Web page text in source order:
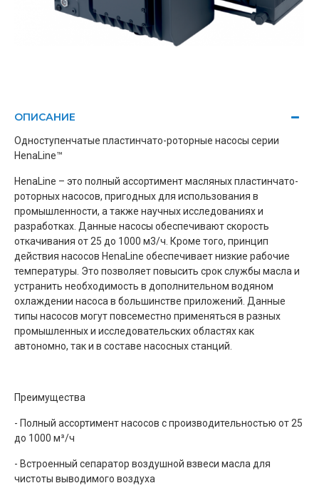
ОПИСАНИЕ
Одноступенчатые пластинчато-роторные насосы серии
HenaLine™
HenaLine – это полный ассортимент масляных пластинчато-
роторных насосов, пригодных для использования в
промышленности, а также научных исследованиях и
разработках. Данные насосы обеспечивают скорость
откачивания от 25 до 1000 м3/ч. Кроме того, принцип
действия насосов HenaLine обеспечивает низкие рабочие
температуры. Это позволяет повысить срок службы масла и
устранить необходимость в дополнительном водяном
охлаждении насоса в большинстве приложений. Данные
типы насосов могут повсеместно применяться в разных
промышленных и исследовательских областях как
автономно, так и в составе насосных станций.
Преимущества
- Полный ассортимент насосов с производительностью от 25
до 1000 м³/ч
- Встроенный сепаратор воздушной взвеси масла для
чистоты выводимого воздуха